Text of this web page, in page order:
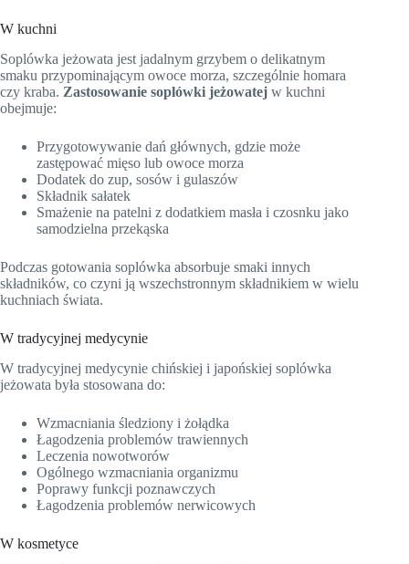
W kuchni
Soplówka jeżowata jest jadalnym grzybem o delikatnym
smaku przypominającym owoce morza, szczególnie homara
czy kraba. Zastosowanie soplówki jeżowatej w kuchni
obejmuje:
Przygotowywanie dań głównych, gdzie może
zastępować mięso lub owoce morza
Dodatek do zup, sosów i gulaszów
Składnik sałatek
Smażenie na patelni z dodatkiem masła i czosnku jako
samodzielna przekąska
Podczas gotowania soplówka absorbuje smaki innych
składników, co czyni ją wszechstronnym składnikiem w wielu
kuchniach świata.
W tradycyjnej medycynie
W tradycyjnej medycynie chińskiej i japońskiej soplówka
jeżowata była stosowana do:
Wzmacniania śledziony i żołądka
Łagodzenia problemów trawiennych
Leczenia nowotworów
Ogólnego wzmacniania organizmu
Poprawy funkcji poznawczych
Łagodzenia problemów nerwicowych
W kosmetyce